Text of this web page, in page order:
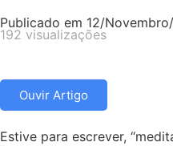
Publicado em 12/
192 visualizações
Ouvir Artigo
Estive para escrever,